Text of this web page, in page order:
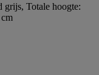
grijs, Totale hoogte: